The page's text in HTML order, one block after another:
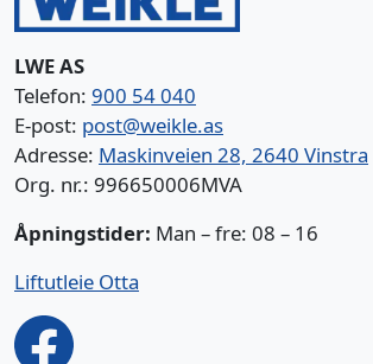
LWE AS
Telefon: 900 54 040
E-post: post@weikle.as
Adresse: Maskinveien 28, 2640 Vinstra
Org. nr.: 996650006MVA
Åpningstider: Man – fre: 08 – 16
Liftutleie Otta